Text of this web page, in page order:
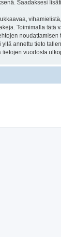
Saadaksesi
Toimimalla tätä
yllä annettu tieto
tietojen vuodosta